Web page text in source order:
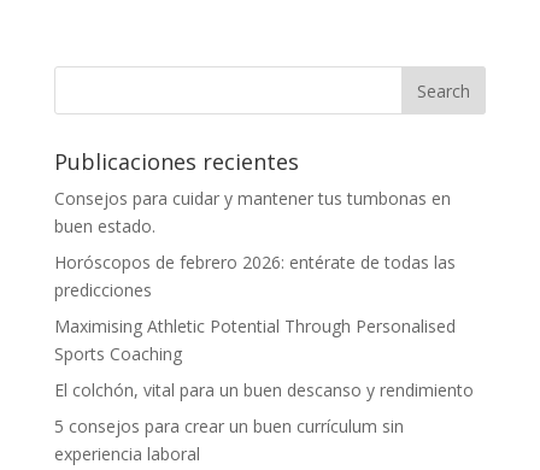
Publicaciones recientes
Consejos para cuidar y mantener tus tumbonas en
buen estado.
Horóscopos de febrero 2026: entérate de todas las
predicciones
Maximising Athletic Potential Through Personalised
Sports Coaching
El colchón, vital para un buen descanso y rendimiento
5 consejos para crear un buen currículum sin
experiencia laboral